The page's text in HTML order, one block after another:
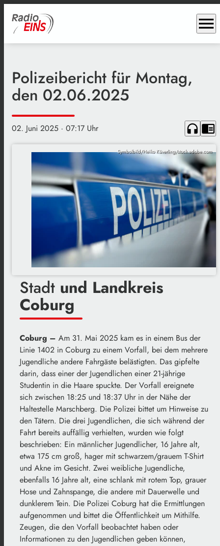
menu
Polizeibericht für Montag,
den 02.06.2025
02. Juni 2025 · 07:17 Uhr headphones chrome_reader_mode
Symbolbild/Heiko Küverling/stock.adobe.com
Stadt und Landkreis
Coburg
Coburg – Am 31. Mai 2025 kam es in einem Bus der
Linie 1402 in Coburg zu einem Vorfall, bei dem mehrere
Jugendliche andere Fahrgäste belästigten. Das gipfelte
darin, dass einer der Jugendlichen einer 21-jährige
Studentin in die Haare spuckte. Der Vorfall ereignete
sich zwischen 18:25 und 18:37 Uhr in der Nähe der
Haltestelle Marschberg. Die Polizei bittet um Hinweise zu
den Tätern. Die drei Jugendlichen, die sich während der
Fahrt bereits auffällig verhielten, wurden wie folgt
beschrieben: Ein männlicher Jugendlicher, 16 Jahre alt,
etwa 175 cm groß, hager mit schwarzem/grauem T-Shirt
und Akne im Gesicht. Zwei weibliche Jugendliche,
ebenfalls 16 Jahre alt, eine schlank mit rotem Top, grauer
Hose und Zahnspange, die andere mit Dauerwelle und
dunklerem Tein. Die Polizei Coburg hat die Ermittlungen
aufgenommen und bittet die Öffentlichkeit um Mithilfe.
Zeugen, die den Vorfall beobachtet haben oder
Informationen zu den Jugendlichen geben können,